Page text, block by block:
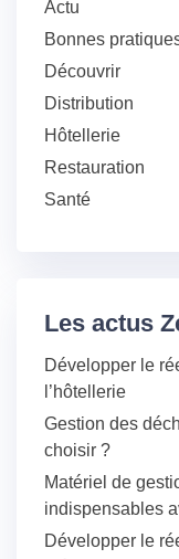
Actu
Bonnes
Découvrir
Distribution
Hôtellerie
Restauration
Santé
Les actus
Développer le
l’hôtellerie
Gestion des
choisir ?
Matériel de
indispensables
Développer le